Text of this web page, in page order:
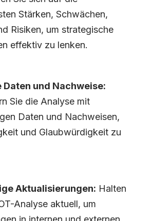
Stärken, Schwächen,
Risiken, um strategische
effektiv zu lenken.
Daten und Nachweise:
Sie die Analyse mit
Daten und Nachweisen,
und Glaubwürdigkeit zu
Aktualisierungen: Halten
Analyse aktuell, um